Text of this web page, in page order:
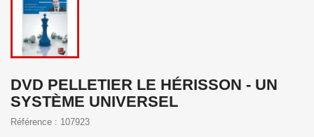
DVD PELLETIER LE HÉRISSON - UN
SYSTÈME UNIVERSEL
Référence : 107923